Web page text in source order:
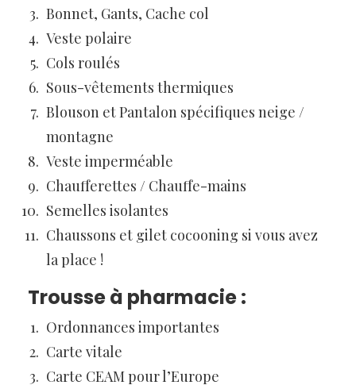
Bonnet, Gants, Cache col
Veste polaire
Cols roulés
Sous-vêtements thermiques
Blouson et Pantalon spécifiques neige /
montagne
Veste imperméable
Chaufferettes / Chauffe-mains
Semelles isolantes
Chaussons et gilet cocooning si vous avez
la place !
Trousse à pharmacie :
Ordonnances importantes
Carte vitale
Carte CEAM pour l’Europe